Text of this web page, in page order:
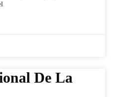
De La